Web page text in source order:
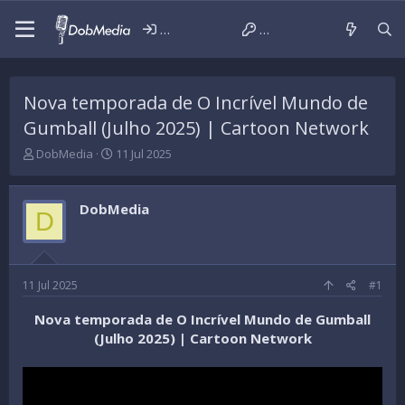
Iniciar sessão Criar conta
Nova temporada de O Incrível Mundo de
Gumball (Julho 2025) | Cartoon Network
T
r
e
a
d
t
a
r
t
DobMedia
D
t
a
d
n
c
i
o
11 Jul 2025
D DobMedia
11 Jul 2025 #1
Nova temporada de O Incrível Mundo de Gumball
(Julho 2025) | Cartoon Network